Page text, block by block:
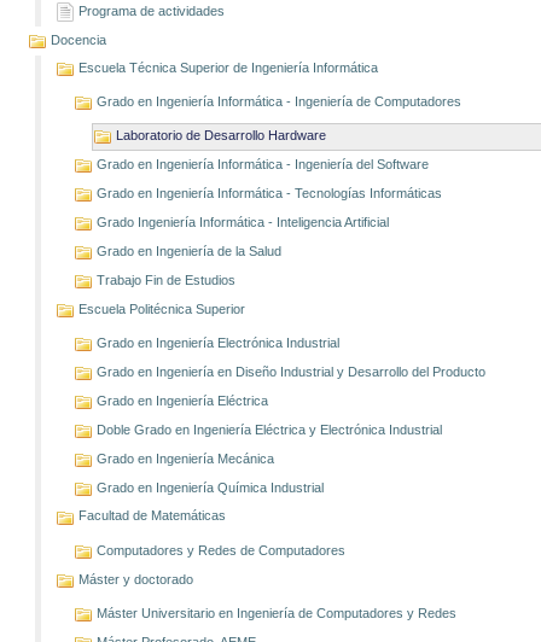
Programa de actividades
Docencia
Escuela Técnica Superior de Ingeniería Informática
Grado en Ingeniería Informática - Ingeniería de Computadores
Laboratorio de Desarrollo Hardware
Grado en Ingeniería Informática - Ingeniería del Software
Grado en Ingeniería Informática - Tecnologías Informáticas
Grado Ingeniería Informática - Inteligencia Artificial
Grado en Ingeniería de la Salud
Trabajo Fin de Estudios
Escuela Politécnica Superior
Grado en Ingeniería Electrónica Industrial
Grado en Ingeniería en Diseño Industrial y Desarrollo del Producto
Grado en Ingeniería Eléctrica
Doble Grado en Ingeniería Eléctrica y Electrónica Industrial
Grado en Ingeniería Mecánica
Grado en Ingeniería Química Industrial
Facultad de Matemáticas
Computadores y Redes de Computadores
Máster y doctorado
Máster Universitario en Ingeniería de Computadores y Redes